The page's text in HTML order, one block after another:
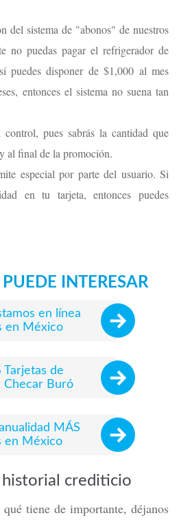
del sistema de "abonos" de nuestros
no puedas pagar el refrigerador de
puedes disponer de $1,000 al mes
entonces el sistema no suena tan
pues sabrás la cantidad que
al final de la promoción.
especial por parte del usuario. Si
en tu tarjeta, entonces puedes
INTERESAR
en línea
en México
Tarjetas de
Checar Buró
MÁS
en México
crediticio
tiene de importante, déjanos